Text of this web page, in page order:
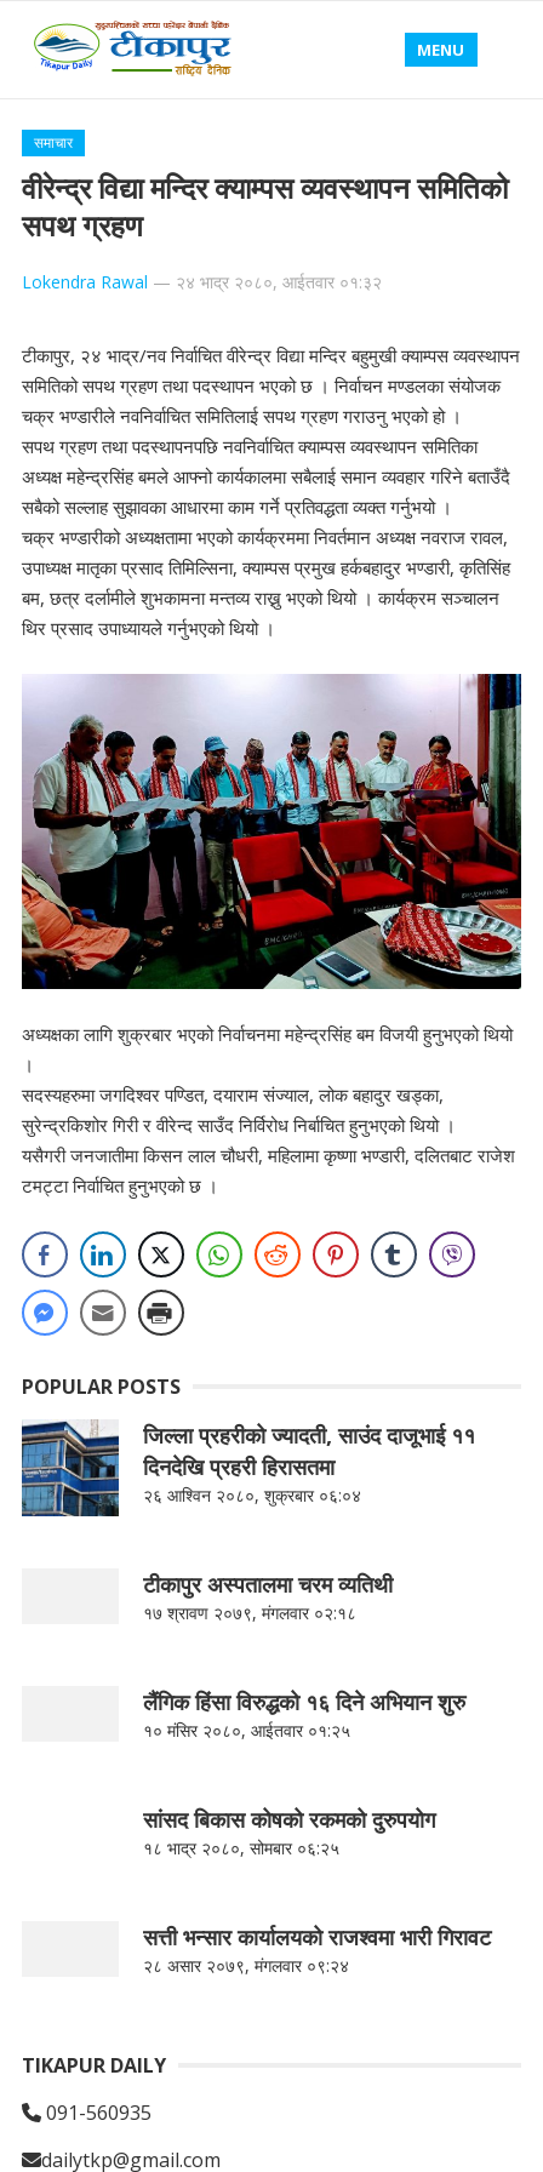
MENU
समाचार
वीरेन्द्र विद्या मन्दिर क्याम्पस व्यवस्थापन समितिको
सपथ ग्रहण
Lokendra Rawal — २४ भाद्र २०८०, आईतवार ०१:३२
टीकापुर, २४ भाद्र/नव निर्वाचित वीरेन्द्र विद्या मन्दिर बहुमुखी क्याम्पस व्यवस्थापन
समितिको सपथ ग्रहण तथा पदस्थापन भएको छ । निर्वाचन मण्डलका संयोजक
चक्र भण्डारीले नवनिर्वाचित समितिलाई सपथ ग्रहण गराउनु भएको हो ।
सपथ ग्रहण तथा पदस्थापनपछि नवनिर्वाचित क्याम्पस व्यवस्थापन समितिका
अध्यक्ष महेन्द्रसिंह बमले आफ्नो कार्यकालमा सबैलाई समान व्यवहार गरिने बताउँदै
सबैको सल्लाह सुझावका आधारमा काम गर्ने प्रतिवद्धता व्यक्त गर्नुभयो ।
चक्र भण्डारीको अध्यक्षतामा भएको कार्यक्रममा निवर्तमान अध्यक्ष नवराज रावल,
उपाध्यक्ष मातृका प्रसाद तिमिल्सिना, क्याम्पस प्रमुख हर्कबहादुर भण्डारी, कृतिसिंह
बम, छत्र दर्लामीले शुभकामना मन्तव्य राख्नु भएको थियो । कार्यक्रम सञ्चालन
थिर प्रसाद उपाध्यायले गर्नुभएको थियो ।
अध्यक्षका लागि शुक्रबार भएको निर्वाचनमा महेन्द्रसिंह बम विजयी हुनुभएको थियो
।
सदस्यहरुमा जगदिश्वर पण्डित, दयाराम संज्याल, लोक बहादुर खड्का,
सुरेन्द्रकिशोर गिरी र वीरेन्द साउँद निर्विरोध निर्बाचित हुनुभएको थियो ।
यसैगरी जनजातीमा किसन लाल चौधरी, महिलामा कृष्णा भण्डारी, दलितबाट राजेश
टमट्टा निर्वाचित हुनुभएको छ ।
POPULAR POSTS
जिल्ला प्रहरीको ज्यादती, साउंद दाजूभाई ११
दिनदेखि प्रहरी हिरासतमा
२६ आश्विन २०८०, शुक्रबार ०६:०४
टीकापुर अस्पतालमा चरम व्यतिथी
१७ श्रावण २०७९, मंगलवार ०२:१८
लैंगिक हिंसा विरुद्धको १६ दिने अभियान शुरु
१० मंसिर २०८०, आईतवार ०१:२५
सांसद बिकास कोषको रकमको दुरुपयोग
१८ भाद्र २०८०, सोमबार ०६:२५
सत्ती भन्सार कार्यालयको राजश्वमा भारी गिरावट
२८ असार २०७९, मंगलवार ०९:२४
TIKAPUR DAILY
091-560935
dailytkp@gmail.com